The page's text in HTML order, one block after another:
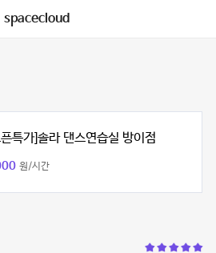
spacecloud
특가]솔라 댄스연습실 방이점
원/시간